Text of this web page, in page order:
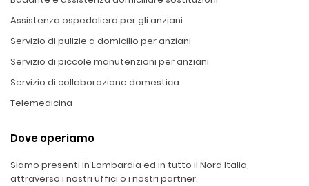
Assistenza ospedaliera per gli anziani
Servizio di pulizie a domicilio per anziani
Servizio di piccole manutenzioni per anziani
Servizio di collaborazione domestica
Telemedicina
Dove operiamo
Siamo presenti in Lombardia ed in tutto il Nord Italia,
attraverso i nostri uffici o i nostri partner.